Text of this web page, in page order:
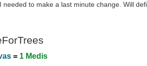
to make a last minute change. Will
= 1 Medis